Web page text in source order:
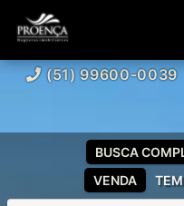
(51) 99600-0039
VENDA
BUSCA